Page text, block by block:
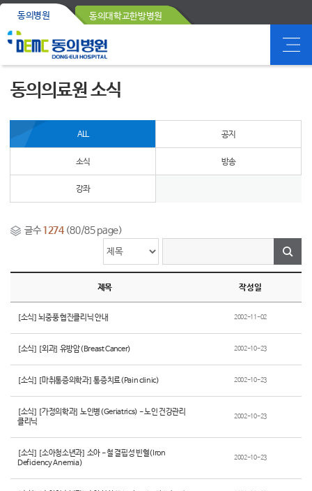
동의병원 동의대학교한방병원
동의의료원 소식
ALL 공지
소식 방송
강좌
글수1274(80/85 page)
제목 작성일
[소식] 뇌중풍 협진클리닉 안내 2002-11-02
[소식] [외과] 유방암(Breast Cancer) 2002-10-23
[소식] [마취통증의학과] 통증치료(Pain clinic) 2002-10-23
[소식] [가정의학과] 노인병(Geriatrics) - 노인 건강관리
클리닉
2002-10-23
[소식] [소아청소년과] 소아 - 철 결핍성 빈혈(Iron
Deficiency Anemia)
2002-10-23